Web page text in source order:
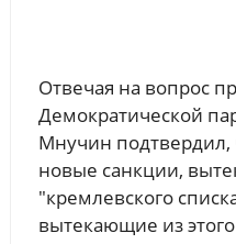
Отвечая на вопрос
Демократической
Мнучин
новые санкции,
"кремлевского
вытекающие из